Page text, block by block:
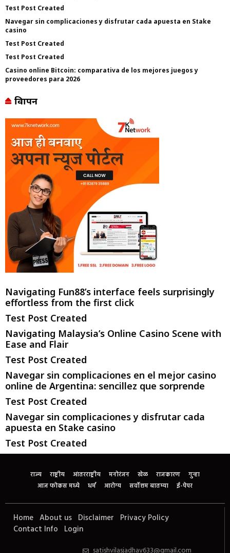
Test Post Created
Navegar sin complicaciones y disfrutar cada apuesta en Stake
casino
Test Post Created
Test Post Created
Casino online Bitcoin: comparativa de los mejores juegos y
proveedores para 2026
विज्ञापन
Navigating Fun88’s interface feels surprisingly
effortless from the first click
Test Post Created
Navigating Malaysia’s Online Casino Scene with
Ease and Flair
Test Post Created
Navegar sin complicaciones en el mejor casino
online de Argentina: sencillez que sorprende
Test Post Created
Navegar sin complicaciones y disfrutar cada
apuesta en Stake casino
Test Post Created
राज्य राष्ट्रीय आंतरराष्ट्रीय मनोरंजन खेळ राजकारण
गुन्हा
आज फोकस मध्ये
धर्म आरोग्य सर्वोत्तम बातम्या ई-पेपर
Home About us Disclaimer Privacy Policy
Contact Info Login